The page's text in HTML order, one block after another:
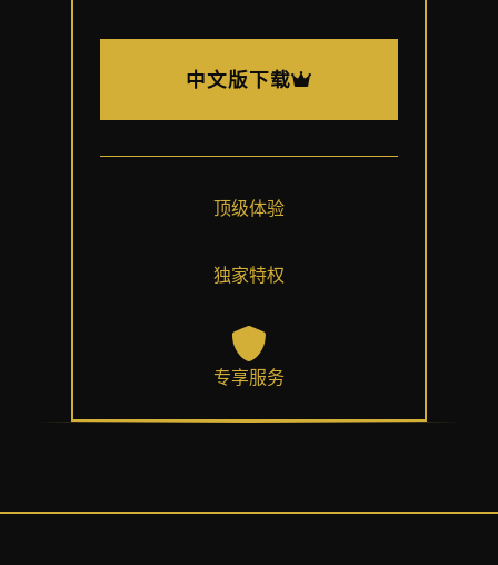
中文版下载
顶级体验
独家特权
专享服务